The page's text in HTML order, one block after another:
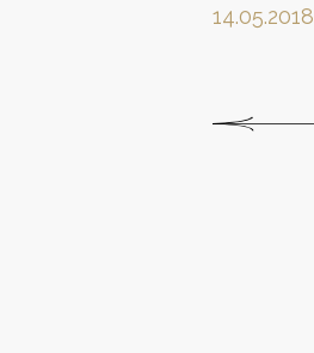
14.05.2018